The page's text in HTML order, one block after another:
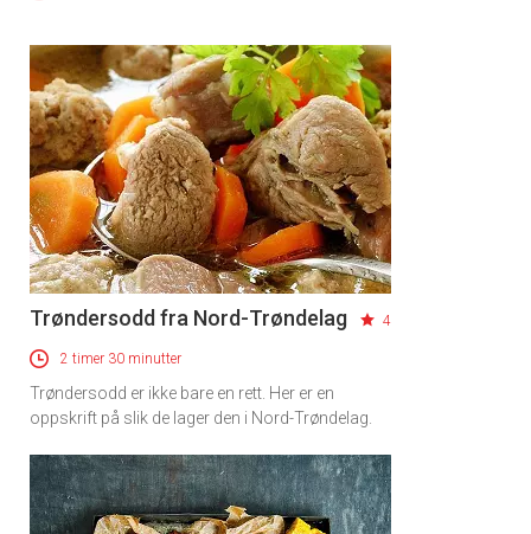
Trøndersodd fra Nord-Trøndelag 4
2 timer 30 minutter
Trøndersodd er ikke bare en rett. Her er en
oppskrift på slik de lager den i Nord-Trøndelag.